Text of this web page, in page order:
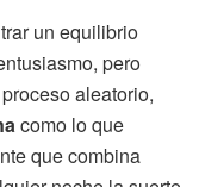
un equilibrio
pero
aleatorio,
como lo que
que combina